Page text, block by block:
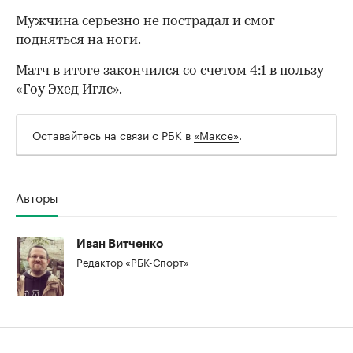
Мужчина серьезно не пострадал и смог
подняться на ноги.
Матч в итоге закончился со счетом 4:1 в пользу
«Гоу Эхед Иглс».
Оставайтесь на связи с РБК в «Максе».
Авторы
Иван Витченко
Редактор «РБК-Спорт»